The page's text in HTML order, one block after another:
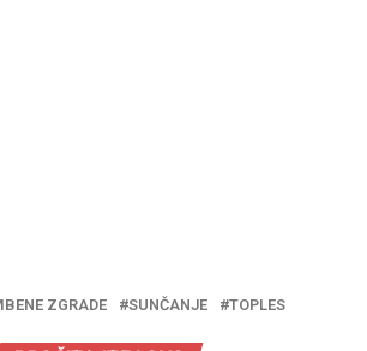
ZGRADE SUNČANJE TOPLES